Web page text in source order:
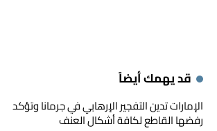
قد يهمك أيضاً
الإمارات تدين التفجير الإرهابي في جرمانا وتؤكد
رفضها القاطع لكافة أشكال العنف